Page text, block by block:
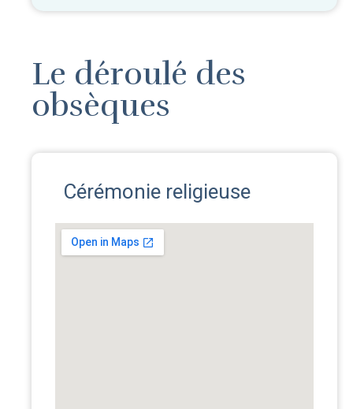
Le déroulé des
obsèques
Cérémonie religieuse